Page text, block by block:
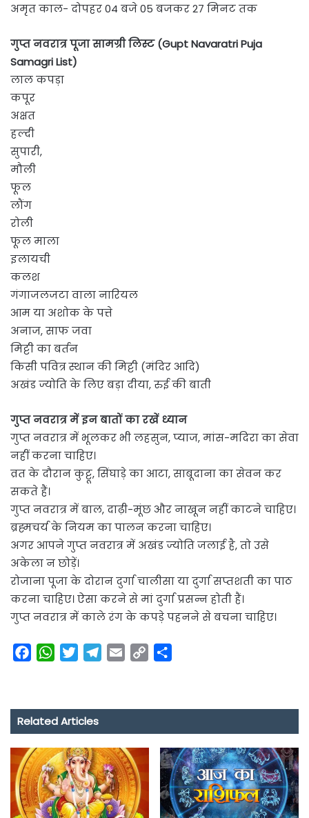
अमृत काल- दोपहर 04 बजे 05 बजकर 27 मिनट तक
गुप्त नवरात्र पूजा सामग्री लिस्ट (Gupt Navaratri Puja
Samagri List)
लाल कपड़ा
कपूर
अक्षत
हल्दी
सुपारी,
मौली
फूल
लौंग
रोली
फूल माला
इलायची
कलश
गंगाजलजटा वाला नारियल
आम या अशोक के पत्ते
अनाज, साफ जवा
मिट्टी का बर्तन
किसी पवित्र स्थान की मिट्टी (मंदिर आदि)
अखंड ज्योति के लिए बड़ा दीया, रुई की बाती
गुप्त नवरात्र में इन बातों का रखें ध्यान
गुप्त नवरात्र में भूलकर भी लहसुन, प्याज, मांस-मदिरा का सेवा
नहीं करना चाहिए।
व्रत के दौरान कुट्टू, सिंघाड़े का आटा, साबूदाना का सेवन कर
सकते हैं।
गुप्त नवरात्र में बाल, दाढ़ी-मूंछ और नाखून नहीं काटने चाहिए।
ब्रह्मचर्य के नियम का पालन करना चाहिए।
अगर आपने गुप्त नवरात्र में अखंड ज्योति जलाई है, तो उसे
अकेला न छोड़ें।
रोजाना पूजा के दोरान दुर्गा चालीसा या दुर्गा सप्तशती का पाठ
करना चाहिए। ऐसा करने से मां दुर्गा प्रसन्न होती हैं।
गुप्त नवरात्र में काले रंग के कपड़े पहनने से बचना चाहिए।
e
b
o
k
W
t
s
p
p
t
t
r
e
a
m
i
y
r
Related Articles